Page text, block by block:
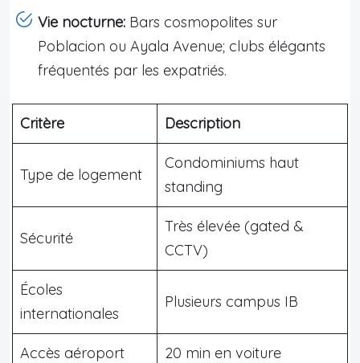
Vie nocturne: Bars cosmopolites sur
Poblacion ou Ayala Avenue; clubs élégants
fréquentés par les expatriés.
Critère Description
Type de logement
Condominiums haut
standing
Sécurité
Très élevée (gated &
CCTV)
Écoles
internationales
Plusieurs campus IB
Accès aéroport 20 min en voiture